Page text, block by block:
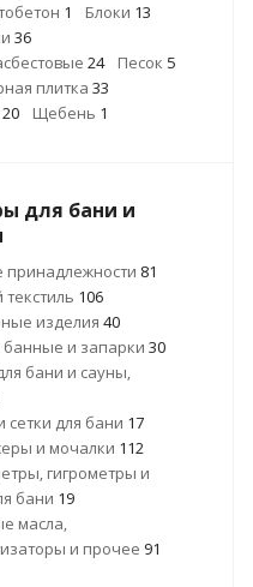
1 Блоки 13
36
24 Песок 5
плитка 33
20 Щебень 1
для бани и
принадлежности 81
106
изделия 40
банные и запарки 30
бани и сауны,
сетки для бани 17
и мочалки 112
гигрометры и
бани 19
масла,
и прочее 91